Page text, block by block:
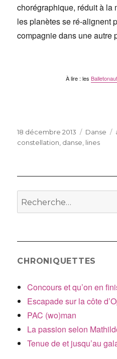
chorégraphique, réduit à la
les planètes se ré-alignent
compagnie dans une autre
À lire : les
Publié
le
18 décembre 2013 Danse
constellation, danse, lines
Recherche
pour
CHRONIQUETTES
Concours et qu’on en
Escapade sur la côte
PAC (wo)man
La passion selon
Tenue de et jusqu’au